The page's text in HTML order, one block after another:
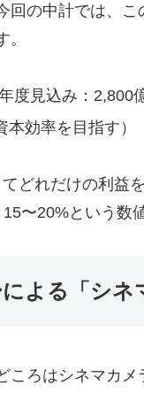
の中計では、
度見込み：2,800
効率を目指す）
どれだけの利益
〜20%という数
よる「シネ
ころはシネマカ